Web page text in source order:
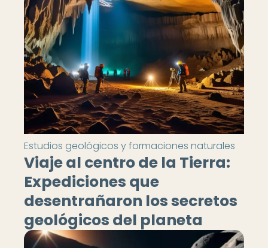
Estudios geológicos y formaciones naturales
Viaje al centro de la Tierra:
Expediciones que
desentrañaron los secretos
geológicos del planeta